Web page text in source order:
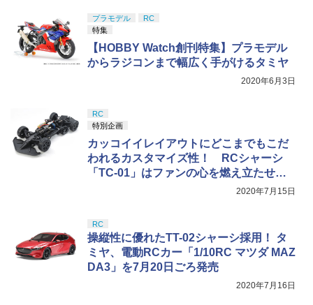
プラモデル
RC
特集
【HOBBY Watch創刊特集】プラモデル
からラジコンまで幅広く手がけるタミヤ
2020年6月3日
RC
特別企画
カッコイイレイアウトにどこまでもこだ
われるカスタマイズ性！ RCシャーシ
「TC-01」はファンの心を燃え立たせる
2020年7月15日
RC
操縦性に優れたTT-02シャーシ採用！ タ
ミヤ、電動RCカー「1/10RC マツダ MAZ
DA3」を7月20日ごろ発売
2020年7月16日